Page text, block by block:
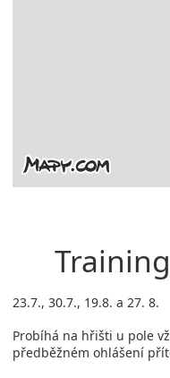
23.7., 30.7., 19.8. a 27. 8.
Probíhá na hřišti u pole
předběžném ohlášení